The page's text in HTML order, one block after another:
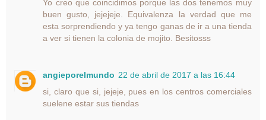
Yo creo que coincidimos porque las dos tenemos muy
buen gusto, jejejeje. Equivalenza la verdad que me
esta sorprendiendo y ya tengo ganas de ir a una tienda
a ver si tienen la colonia de mojito. Besitosss
angieporelmundo 22 de abril de 2017 a las 16:44
si, claro que si, jejeje, pues en los centros comerciales
suelene estar sus tiendas